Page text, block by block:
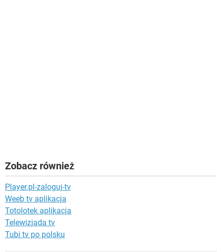
Zobacz również
Player.pl-zaloguj-tv
Weeb tv aplikacja
Totolotek aplikacja
Telewizjada tv
Tubi tv po polsku